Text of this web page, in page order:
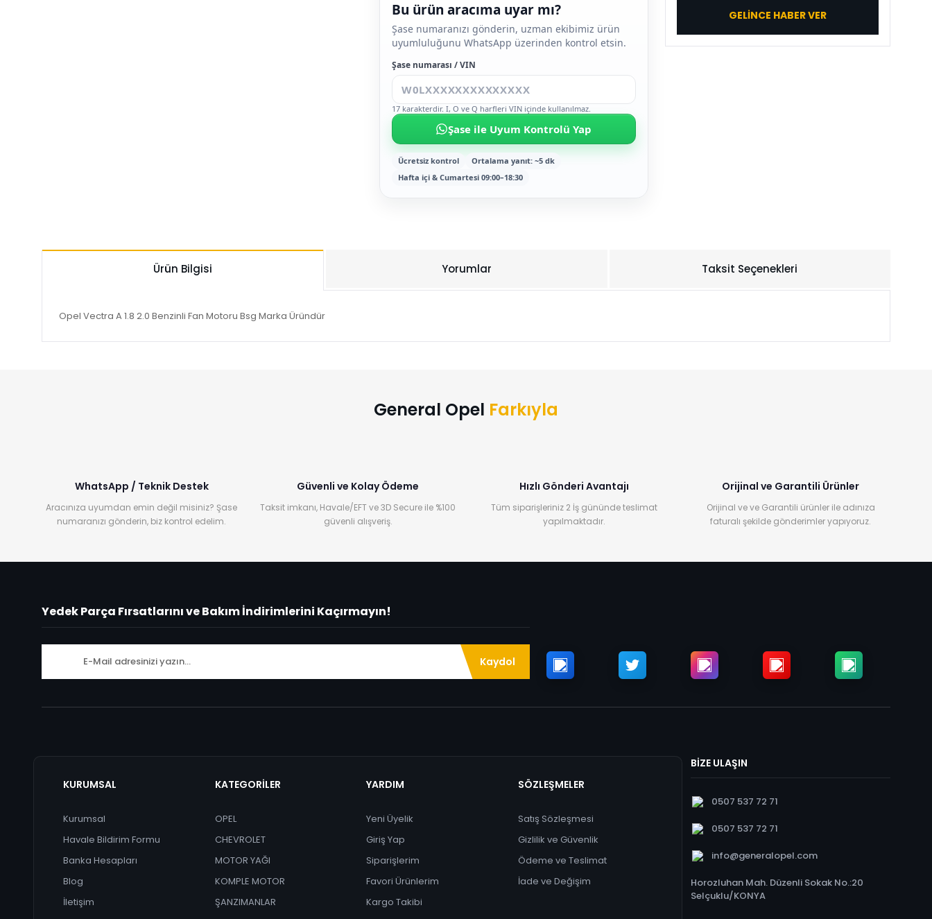
Bu ürün aracıma uyar mı?
Şase numaranızı gönderin, uzman ekibimiz ürün
uyumluluğunu WhatsApp üzerinden kontrol etsin.
Şase numarası / VIN
17 karakterdir. I, O ve Q harfleri VIN içinde kullanılmaz.
Şase ile Uyum Kontrolü Yap
Ücretsiz kontrol
Ortalama yanıt: ~5 dk
Hafta içi & Cumartesi 09:00–18:30
GELİNCE HABER VER
Ürün Bilgisi Yorumlar Taksit Seçenekleri
Opel Vectra A 1.8 2.0 Benzinli Fan Motoru Bsg Marka Üründür
General Opel Farkıyla
WhatsApp / Teknik Destek
Aracınıza uyumdan emin değil misiniz? Şase
numaranızı gönderin, biz kontrol edelim.
Güvenli ve Kolay Ödeme
Taksit imkanı, Havale/EFT ve 3D Secure ile %100
güvenli alışveriş.
Hızlı Gönderi Avantajı
Tüm siparişleriniz 2 İş gününde teslimat
yapılmaktadır.
Orijinal ve Garantili Ürünler
Orijinal ve ve Garantili ürünler ile adınıza
faturalı şekilde gönderimler yapıyoruz.
Yedek Parça Fırsatlarını ve Bakım İndirimlerini Kaçırmayın!
Kaydol
KURUMSAL
Kurumsal
Havale Bildirim Formu
Banka Hesapları
Blog
İletişim
KATEGORİLER
OPEL
CHEVROLET
MOTOR YAĞI
KOMPLE MOTOR
ŞANZIMANLAR
YARDIM
Yeni Üyelik
Giriş Yap
Siparişlerim
Favori Ürünlerim
Kargo Takibi
SÖZLEŞMELER
Satış Sözleşmesi
Gizlilik ve Güvenlik
Ödeme ve Teslimat
İade ve Değişim
BİZE ULAŞIN
0507 537 72 71
0507 537 72 71
info@generalopel.com
Horozluhan Mah. Düzenli Sokak No.:20
Selçuklu/KONYA